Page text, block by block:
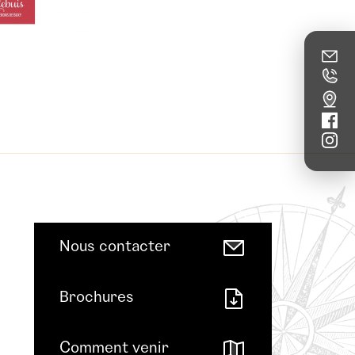
Nous contacter
Brochures
Comment venir